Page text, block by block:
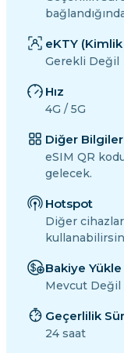
eKTY
Gerekli Değil
Hız
4G / 5G
Diğer Bilgiler
eSIM QR
gelecek.
Hotspot
Diğer
Bakiye Yükle
Mevcut Değil
Geçerlilik
24 saat